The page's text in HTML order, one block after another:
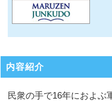
内容紹介
民衆の手で16年におよぶ